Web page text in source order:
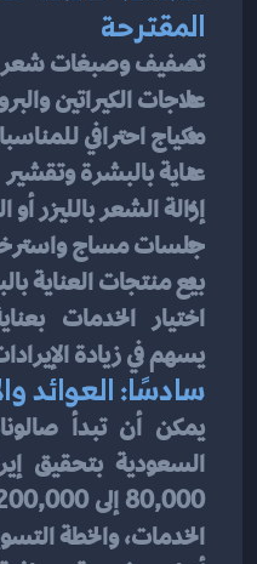
المقترحة
تصفيف وصبغات شعر
علاجات الكيراتين
مكياج احترافي
عناية بالبشرة وتقشير
إزالة الشعر بالليزر
جلسات مساج
بيع منتجات العناية
يسهم في زيادة
سادسًا: العوائد
الخدمات، والخطة